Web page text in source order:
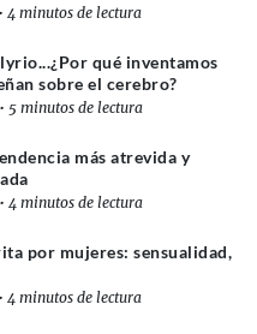
• 4 minutos de lectura
qué inventamos
sobre el cerebro?
• 5 minutos de lectura
más atrevida y
• 4 minutos de lectura
por mujeres: sensualidad,
• 4 minutos de lectura